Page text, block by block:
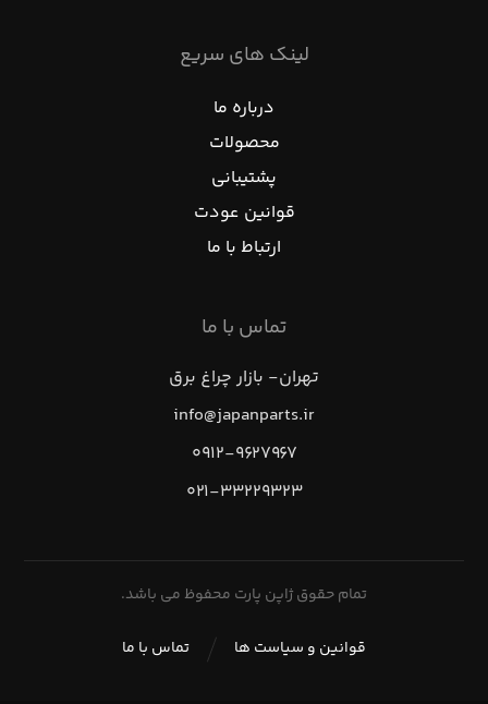
لینک های سریع
درباره ما
محصولات
پشتیبانی
قوانین عودت
ارتباط با ما
تماس با ما
تهران- بازار چراغ برق
info@japanparts.ir
۰۹۱۲-۹۶۲۷۹۶۷
۰۲۱-۳۳۲۲۹۳۲۳
تمام حقوق ژاپن پارت محفوظ می باشد.
تماس با ما قوانین و سیاست ها